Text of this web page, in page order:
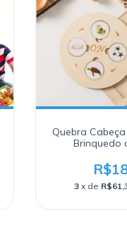
Quebra
Brinquedo
3 x de